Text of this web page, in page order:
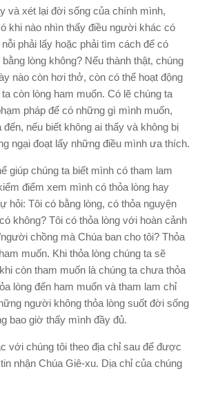
và xét lại đời sống của chính mình,
khi nào nhìn thấy điều người khác có
phải lấy hoặc phải tìm cách để có
lòng không? Nếu thành thật, chúng
nào còn hơi thở, còn có thể hoạt động
còn lòng ham muốn. Có lẽ chúng ta
pháp để có những gì mình muốn,
nếu biết không ai thấy và không bị
ngại đoạt lấy những điều mình ưa thích.
giúp chúng ta biết mình có tham lam
điểm xem mình có thỏa lòng hay
hỏi: Tôi có bằng lòng, có thỏa nguyện
không? Tôi có thỏa lòng với hoàn cảnh
chồng mà Chúa ban cho tôi? Thỏa
muốn. Khi thỏa lòng chúng ta sẽ
còn tham muốn là chúng ta chưa thỏa
lòng đến ham muốn và tham lam chỉ
người không thỏa lòng suốt đời sống
bao giờ thấy mình đầy đủ.
với chúng tôi theo địa chỉ sau để được
nhận Chúa Giê-xu. Dịa chỉ của chúng